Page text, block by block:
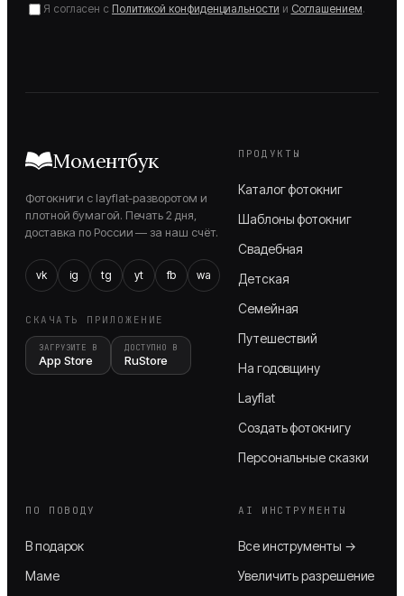
Я согласен с Политикой конфиденциальности и Соглашением.
Моментбук
Фотокниги с layflat-разворотом и
плотной бумагой. Печать 2 дня,
доставка по России — за наш счёт.
vk ig tg yt fb wa
СКАЧАТЬ ПРИЛОЖЕНИЕ
ЗАГРУЗИТЕ В
App Store
ДОСТУПНО В
RuStore
ПРОДУКТЫ
Каталог фотокниг
Шаблоны фотокниг
Свадебная
Детская
Семейная
Путешествий
На годовщину
Layflat
Создать фотокнигу
Персональные сказки
ПО ПОВОДУ
В подарок
Маме
AI ИНСТРУМЕНТЫ
Все инструменты →
Увеличить разрешение